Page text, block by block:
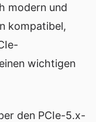
modern und
kompatibel,
wichtigen
den PCIe-5.x-